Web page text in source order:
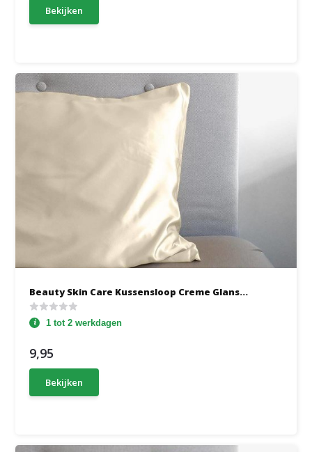
Bekijken
Beauty Skin Care Kussensloop Creme Glans...
1 tot 2 werkdagen
9,95
Bekijken